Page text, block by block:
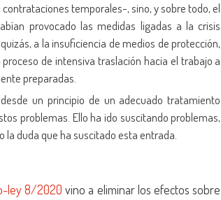
temporales-, sino, y sobre todo, el
provocado las medidas ligadas a la crisis
a la insuficiencia de medios de protección,
de intensiva traslación hacia el trabajo a
preparadas.
un principio de un adecuado tratamiento
problemas. Ello ha ido suscitando problemas,
la duda que ha suscitado esta entrada.
ley 8/2020 vino a eliminar los efectos sobre